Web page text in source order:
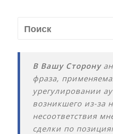
В Вашу Сторону
фраза,
урегулировании
возникшего из-за
несоответствия
сделки по